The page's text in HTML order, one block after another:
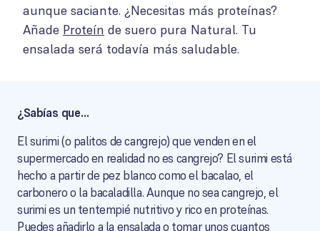
aunque saciante. ¿Necesitas más proteínas?
Añade Proteín de suero pura Natural. Tu
ensalada será todavía más saludable.
¿Sabías que…
El surimi (o palitos de cangrejo) que venden en el
supermercado en realidad no es cangrejo? El surimi está
hecho a partir de pez blanco como el bacalao, el
carbonero o la bacaladilla. Aunque no sea cangrejo, el
surimi es un tentempié nutritivo y rico en proteínas.
Puedes añadirlo a la ensalada o tomar unos cuantos